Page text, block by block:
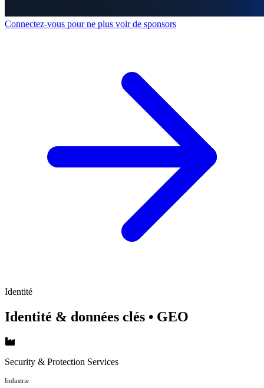
Connectez-vous pour ne plus voir de sponsors
Identité
Identité & données clés • GEO
Security & Protection Services
Industrie